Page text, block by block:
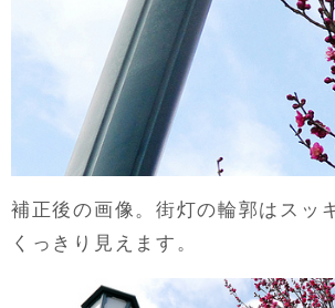
補正後の画像。街灯の輪郭はスッ
くっきり見えます。